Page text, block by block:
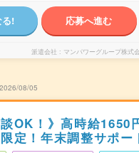
! 応募へ進む
派遣会社 マンパワーグループ株式
2026/08/05
談OK！》高時給1650
定！年末調整サポー